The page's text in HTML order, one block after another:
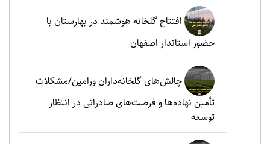
افتتاح گلخانه هوشمند در بهارستان با
حضور استاندار اصفهان
چالش‌های گلخانه‌داران ورامین/مشکلات
تأمین نهاده‌ها و فرصت‌های صادراتی در انتظار
توسعه